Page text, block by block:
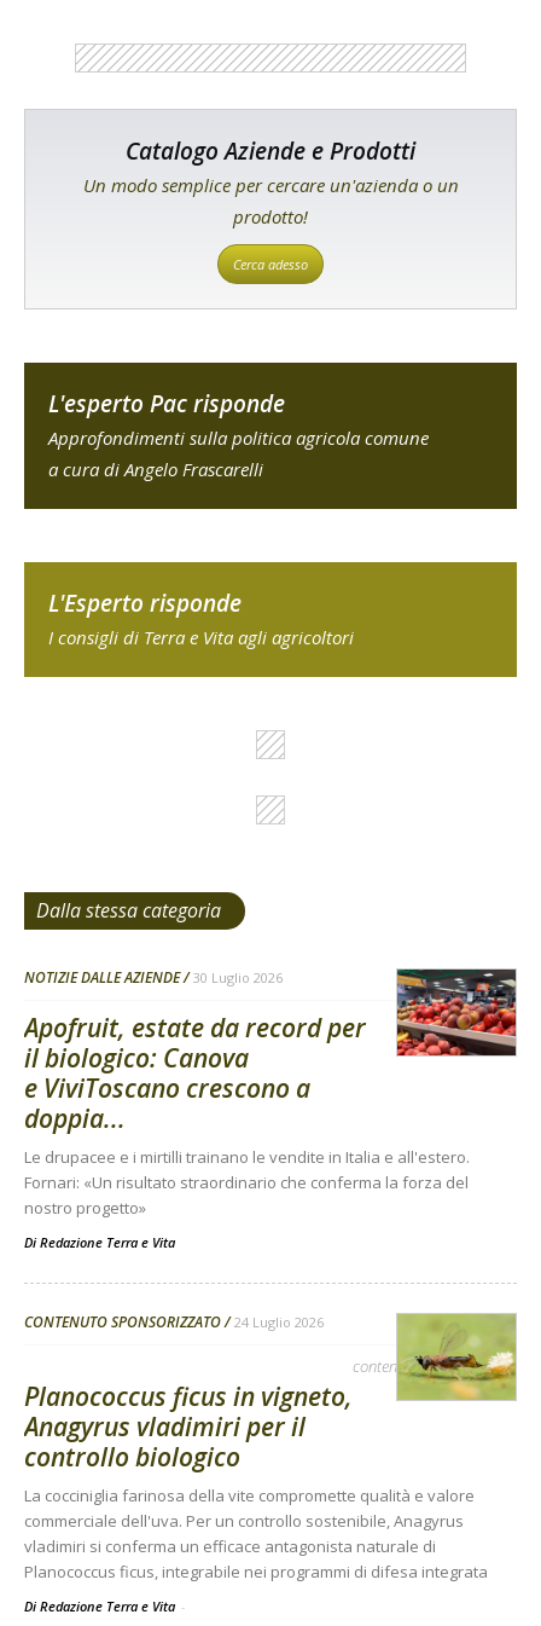
Catalogo Aziende e Prodotti
Un modo semplice per cercare un'azienda o un
prodotto!
Cerca adesso
L'esperto Pac risponde
Approfondimenti sulla politica agricola comune
a cura di Angelo Frascarelli
L'Esperto risponde
I consigli di Terra e Vita agli agricoltori
Dalla stessa categoria
NOTIZIE DALLE AZIENDE 30 Luglio 2026
Apofruit, estate da record per
il biologico: Canova
e ViviToscano crescono a
doppia...
Le drupacee e i mirtilli trainano le vendite in Italia e all'estero.
Fornari: «Un risultato straordinario che conferma la forza del
nostro progetto»
Di Redazione Terra e Vita
CONTENUTO SPONSORIZZATO 24 Luglio 2026
contenuto sponsorizzato
Planococcus ficus in vigneto,
Anagyrus vladimiri per il
controllo biologico
La cocciniglia farinosa della vite compromette qualità e valore
commerciale dell'uva. Per un controllo sostenibile, Anagyrus
vladimiri si conferma un efficace antagonista naturale di
Planococcus ficus, integrabile nei programmi di difesa integrata
Di Redazione Terra e Vita -